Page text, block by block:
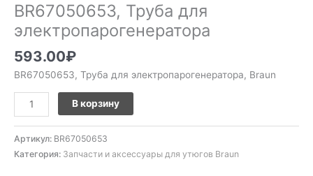
BR67050653, Труба для
электропарогенератора
593.00₽
BR67050653, Труба для электропарогенератора, Braun
В корзину
Артикул: BR67050653
Категория: Запчасти и аксессуары для утюгов Braun